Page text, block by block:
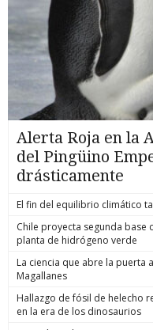
Alerta Roja en la
del Pingüino
drásticamente
El fin del equilibrio climático
Chile proyecta segunda base
planta de hidrógeno verde
La ciencia que abre la puerta
Magallanes
Hallazgo de fósil de helecho
en la era de los dinosaurios